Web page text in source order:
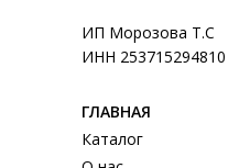
ГЛАВНАЯ
Каталог
ИП Морозова Т.С
ИНН 253715294810